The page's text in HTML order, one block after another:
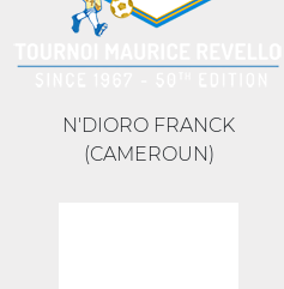
N'DIORO FRANCK
(CAMEROUN)